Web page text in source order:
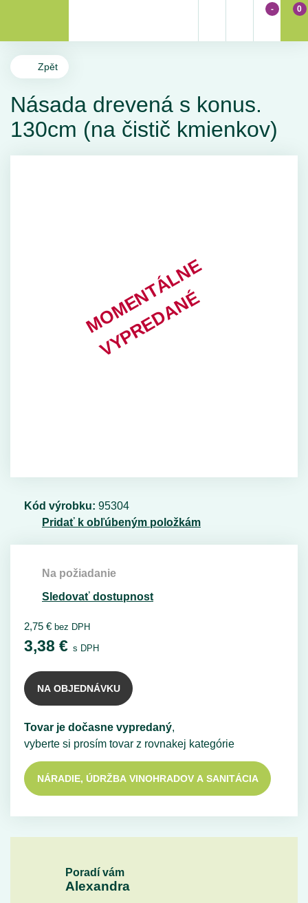
- 0
Zpět
Násada drevená s konus.
130cm (na čistič kmienkov)
Kód výrobku: 95304
Pridať k obľúbeným položkám
Na požiadanie
Sledovať dostupnost
2,75 € bez DPH
3,38 € s DPH
NA OBJEDNÁVKU
Tovar je dočasne vypredaný,
vyberte si prosím tovar z rovnakej kategórie
NÁRADIE, ÚDRŽBA VINOHRADOV A SANITÁCIA
Poradí vám
Alexandra